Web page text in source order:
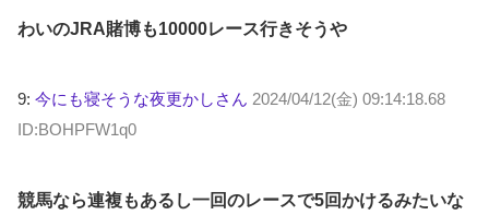
わいのJRA賭博も10000レース行きそうや
9: 今にも寝そうな夜更かしさん 2024/04/12(金) 09:14:18.68
ID:BOHPFW1q0
競馬なら連複もあるし一回のレースで5回かけるみたいな